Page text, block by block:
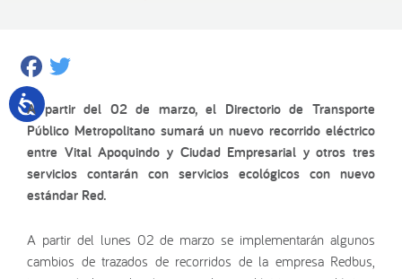
Facebook
A partir del 02 de marzo, el Directorio de Transporte
Público Metropolitano sumará un nuevo recorrido eléctrico
entre Vital Apoquindo y Ciudad Empresarial y otros tres
servicios contarán con servicios ecológicos con nuevo
estándar Red.
A partir del lunes 02 de marzo se implementarán algunos
cambios de trazados de recorridos de la empresa Redbus,